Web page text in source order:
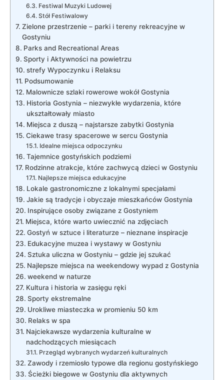
Festiwal Muzyki ‍Ludowej
Stół Festiwalowy
Zielone przestrzenie – parki i tereny rekreacyjne w‌
Gostyniu
Parks and Recreational Areas
Sporty i Aktywności na powietrzu
strefy Wypoczynku i Relaksu
Podsumowanie
Malownicze szlaki rowerowe ​wokół Gostynia
Historia Gostynia – niezwykłe⁢ wydarzenia, które
ukształtowały ​miasto
Miejsca z duszą – najstarsze zabytki Gostynia
Ciekawe trasy spacerowe w sercu Gostynia
Idealne miejsca odpoczynku
Tajemnice gostyńskich podziemi
Rodzinne atrakcje, które zachwycą dzieci w​ Gostyniu
Najlepsze miejsca edukacyjne
Lokale ‌gastronomiczne z lokalnymi specjałami
Jakie są tradycje i obyczaje mieszkańców Gostynia
Inspirujące osoby związane z Gostyniem
Miejsca, które warto uwiecznić ⁤na zdjęciach
Gostyń w sztuce i literaturze – nieznane inspiracje
Edukacyjne muzea i wystawy w Gostyniu
Sztuka uliczna w Gostyniu – gdzie jej szukać
Najlepsze miejsca ‌na weekendowy wypad z Gostynia
weekend w naturze
Kultura i historia w zasięgu ręki
Sporty ekstremalne
Urokliwe miasteczka w promieniu 50 km
Relaks w spa
Najciekawsze wydarzenia kulturalne w
nadchodzących miesiącach
Przegląd wybranych wydarzeń kulturalnych
Zawody i rzemiosło typowe dla regionu gostyńskiego
Ścieżki biegowe⁤ w Gostyniu dla aktywnych